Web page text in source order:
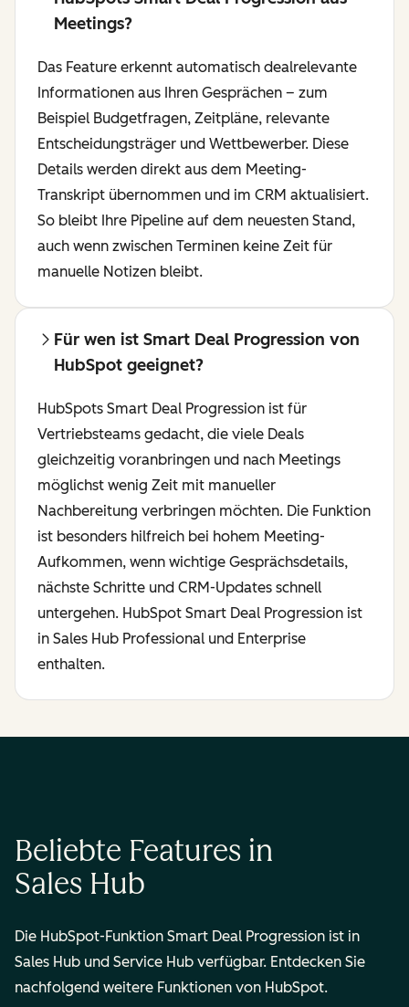
Meetings?
Das Feature erkennt automatisch dealrelevante
Informationen aus Ihren Gesprächen – zum
Beispiel Budgetfragen, Zeitpläne, relevante
Entscheidungsträger und Wettbewerber. Diese
Details werden direkt aus dem Meeting-
Transkript übernommen und im CRM aktualisiert.
So bleibt Ihre Pipeline auf dem neuesten Stand,
auch wenn zwischen Terminen keine Zeit für
manuelle Notizen bleibt.
Für wen ist Smart Deal Progression von
HubSpot geeignet?
HubSpots Smart Deal Progression ist für
Vertriebsteams gedacht, die viele Deals
gleichzeitig voranbringen und nach Meetings
möglichst wenig Zeit mit manueller
Nachbereitung verbringen möchten. Die Funktion
ist besonders hilfreich bei hohem Meeting-
Aufkommen, wenn wichtige Gesprächsdetails,
nächste Schritte und CRM-Updates schnell
untergehen. HubSpot Smart Deal Progression ist
in Sales Hub Professional und Enterprise
enthalten.
Beliebte Features in
Sales Hub
Die HubSpot-Funktion Smart Deal Progression ist in
Sales Hub und Service Hub verfügbar. Entdecken Sie
nachfolgend weitere Funktionen von HubSpot.